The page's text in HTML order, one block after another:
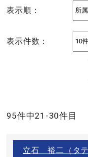
表示順：
表示件数：
95件中21-30件目
立石 裕二（タ